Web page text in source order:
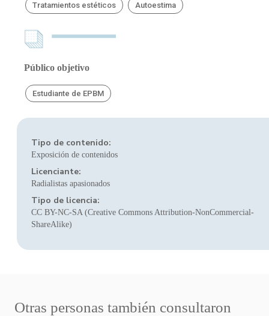
Tratamientos estéticos Autoestima
Público objetivo
Estudiante de EPBM
Tipo de contenido:
Exposición de contenidos
Licenciante:
Radialistas apasionados
Tipo de licencia:
CC BY-NC-SA (Creative Commons Attribution-NonCommercial-
ShareAlike)
Otras personas también consultaron